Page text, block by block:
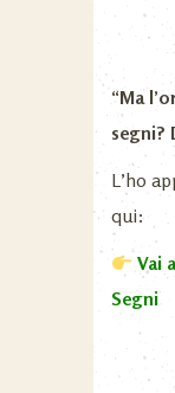
“Ma
segni?
L’ho
qui:
Vai
Segni